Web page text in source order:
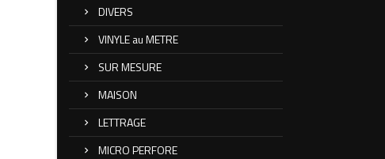
DIVERS
VINYLE au METRE
SUR MESURE
MAISON
LETTRAGE
MICRO PERFORE